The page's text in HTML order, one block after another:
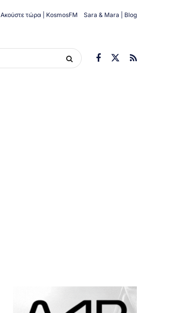
Ακούστε τώρα | KosmosFM Sara & Mara | Blog